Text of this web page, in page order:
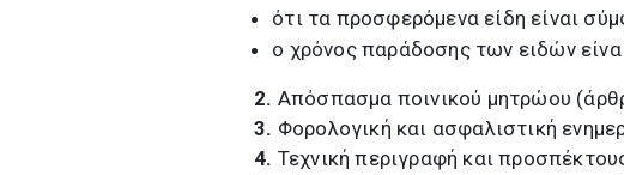
ότι τα προσφερόμενα είδη είναι
ο χρόνος παράδοσης των ειδών
2. Απόσπασμα ποινικού μητρώου
3. Φορολογική και ασφαλιστική
4. Τεχνική περιγραφή και